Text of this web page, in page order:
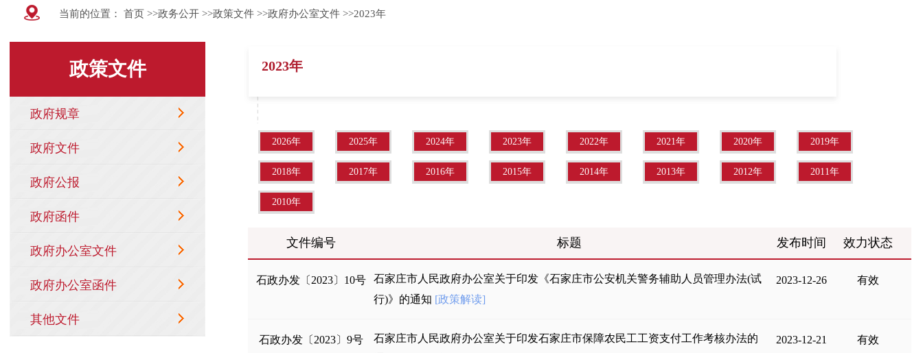
当前的位置： 首页 >>政务公开 >>政策文件 >>政府办公室文件 >>2023年
2023年
2026年 2025年 2024年 2023年 2022年 2021年 2020年 2019年
2018年 2017年 2016年 2015年 2014年 2013年 2012年 2011年
2010年
文件编号 标题 发布时间 效力状态
石政办发〔2023〕10号
石家庄市人民政府办公室关于印发《石家庄市公安机关警务辅助人员管理办法(试
行)》的通知 [政策解读]
2023-12-26 有效
石政办发〔2023〕9号
石家庄市人民政府办公室关于印发石家庄市保障农民工工资支付工作考核办法的
2023-12-21 有效